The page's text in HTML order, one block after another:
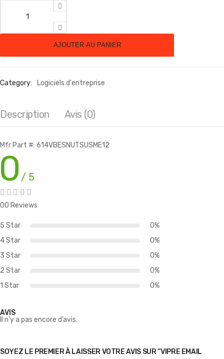
quantité de VIPRE Email Advanced Threat Protection
AJOUTER AU PANIER
Category: Logiciels d'entreprise
Description Avis (0)
Mfr Part #: 614VBESNUTSUSME12
/ 5
00 Reviews
5 Star
0%
4 Star
0%
3 Star
0%
2 Star
0%
1 Star
0%
AVIS
Il n’y a pas encore d’avis.
SOYEZ LE PREMIER À LAISSER VOTRE AVIS SUR “VIPRE EMAIL